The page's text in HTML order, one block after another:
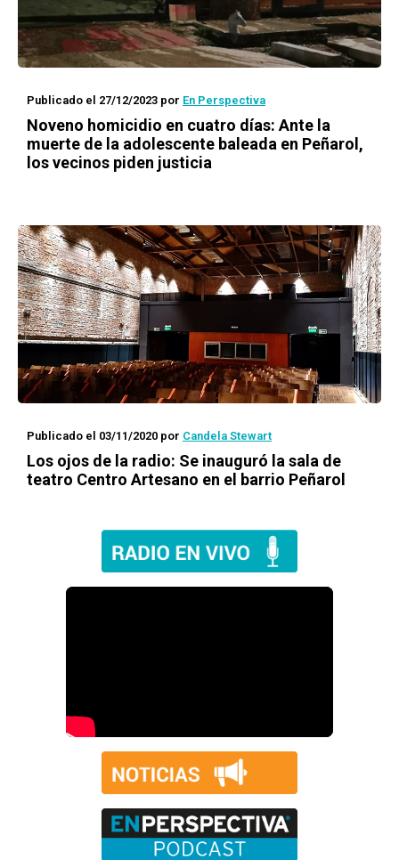
Publicado el 27/12/2023 por En Perspectiva
Noveno homicidio en cuatro días: Ante la
muerte de la adolescente baleada en Peñarol,
los vecinos piden justicia
Publicado el 03/11/2020 por Candela Stewart
Los ojos de la radio: Se inauguró la sala de
teatro Centro Artesano en el barrio Peñarol